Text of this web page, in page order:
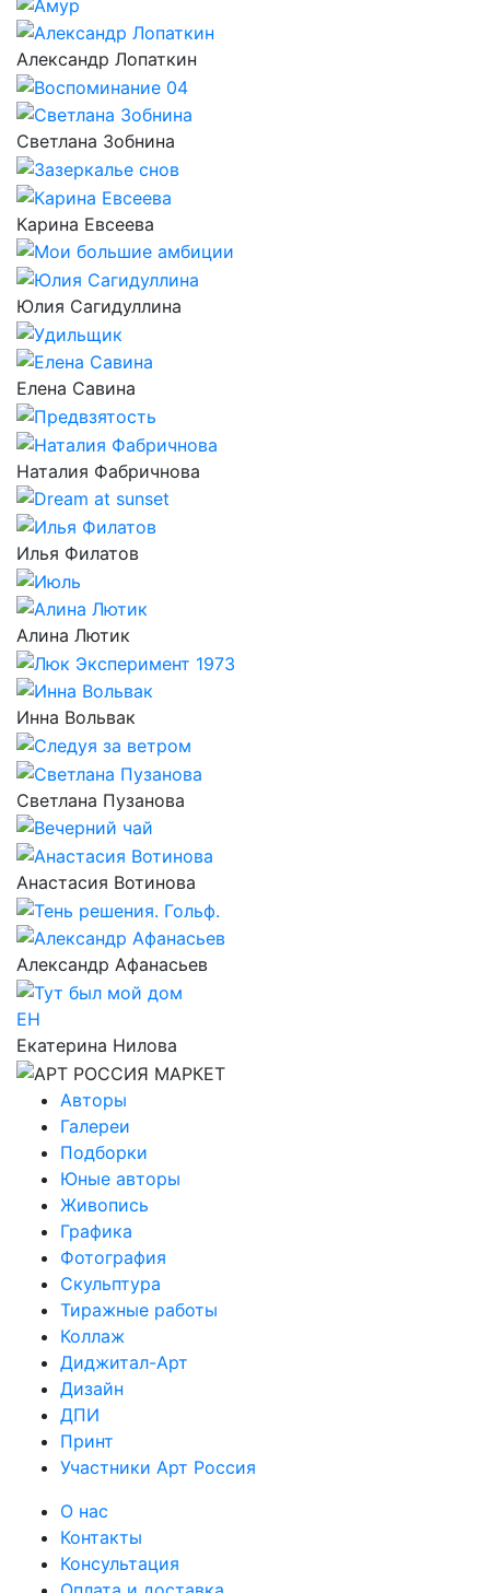
Александр Лопаткин
Светлана Зобнина
Карина Евсеева
Юлия Сагидуллина
Елена Савина
Наталия Фабричнова
Илья Филатов
Алина Лютик
Инна Вольвак
Светлана Пузанова
Анастасия Вотинова
Александр Афанасьев
ЕН
Екатерина Нилова
Авторы
Галереи
Подборки
Юные авторы
Живопись
Графика
Фотография
Скульптура
Тиражные работы
Коллаж
Диджитал-Арт
Дизайн
ДПИ
Принт
Участники Арт Россия
О нас
Контакты
Консультация